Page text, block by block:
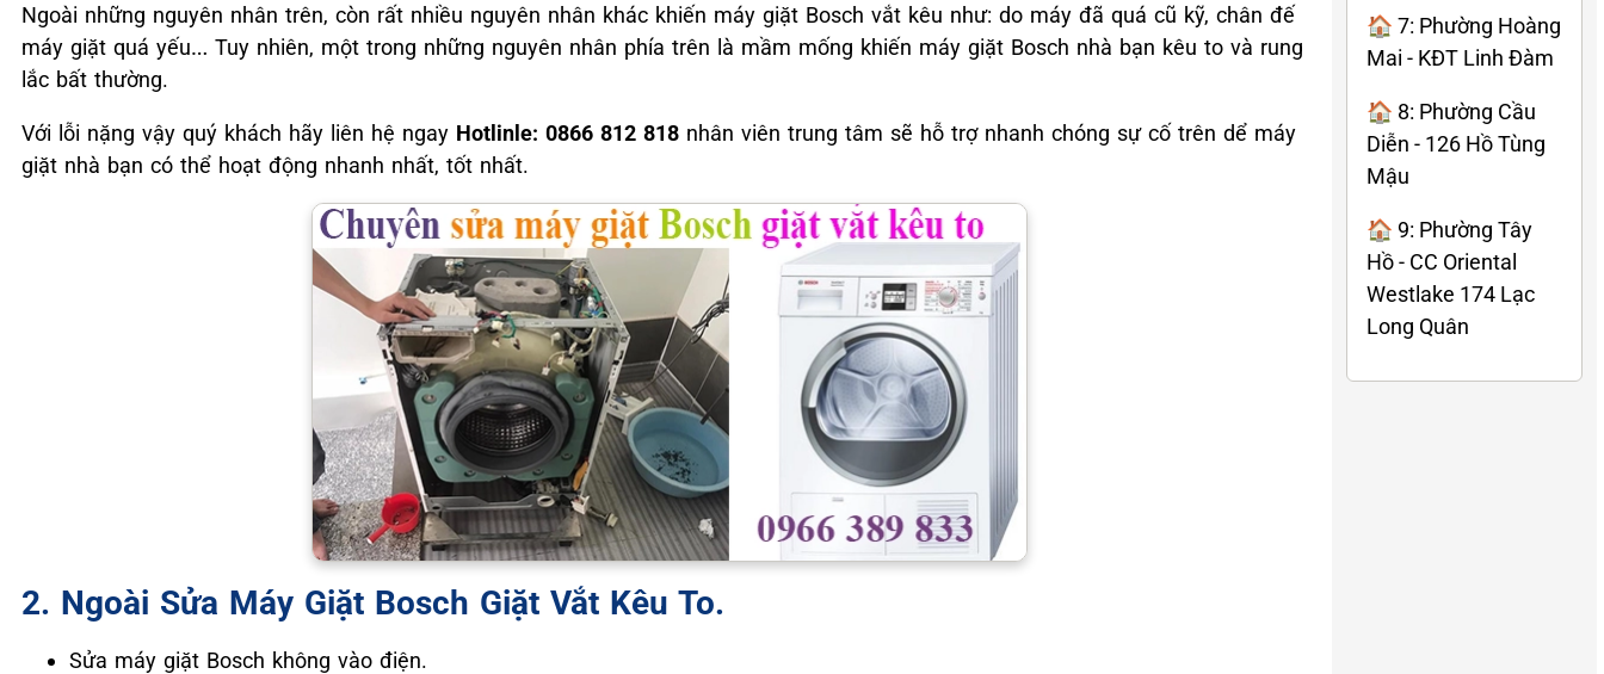
Ngoài những nguyên nhân trên, còn rất nhiều nguyên nhân khác khiến máy giặt Bosch vắt kêu như: do máy đã quá cũ kỹ, chân đế
máy giặt quá yếu… Tuy nhiên, một trong những nguyên nhân phía trên là mầm mống khiến máy giặt Bosch nhà bạn kêu to và rung
lắc bất thường.
Với lỗi nặng vậy quý khách hãy liên hệ ngay Hotlinle: 0866 812 818 nhân viên trung tâm sẽ hỗ trợ nhanh chóng sự cố trên dể máy
giặt nhà bạn có thể hoạt động nhanh nhất, tốt nhất.
2. ️Ngoài Sửa Máy Giặt Bosch Giặt Vắt Kêu To.
Sửa máy giặt Bosch không vào điện.
🏠 7: Phường Hoàng
Mai - KĐT Linh Đàm
🏠 8: Phường Cầu
Diễn - 126 Hồ Tùng
Mậu
🏠 9: Phường Tây
Hồ - CC Oriental
Westlake 174 Lạc
Long Quân